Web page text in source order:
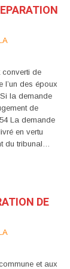
converti de
l’un des époux
la demande
de
La demande
en vertu
du tribunal…
DE
et aux